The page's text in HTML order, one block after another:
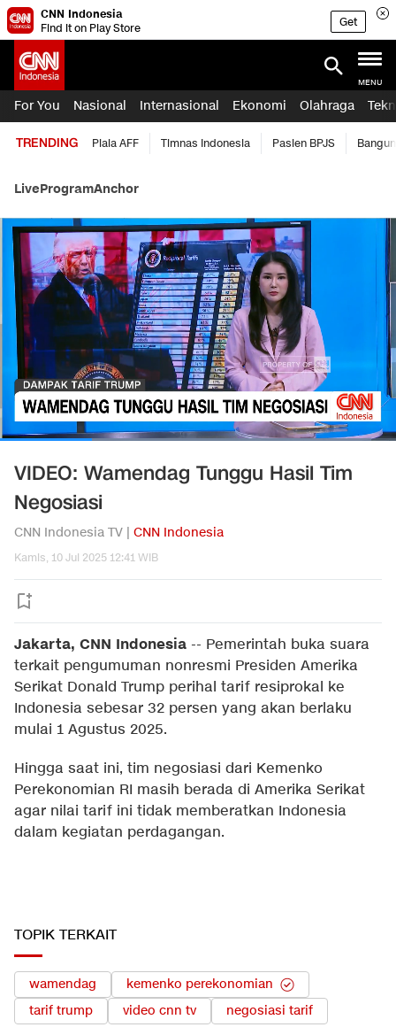
CNN Indonesia
Find it on Play Store
Get
MENU
For You Nasional Internasional Ekonomi Olahraga
TRENDING Piala AFF Timnas Indonesia Pasien BPJS
LiveProgramAnchor
VIDEO: Wamendag Tunggu Hasil Tim
Negosiasi
CNN Indonesia TV | CNN Indonesia
Kamis, 10 Jul 2025 12:41 WIB
Jakarta, CNN Indonesia -- Pemerintah buka suara
terkait pengumuman nonresmi Presiden Amerika
Serikat Donald Trump perihal tarif resiprokal ke
Indonesia sebesar 32 persen yang akan berlaku
mulai 1 Agustus 2025.
Hingga saat ini, tim negosiasi dari Kemenko
Perekonomian RI masih berada di Amerika Serikat
agar nilai tarif ini tidak memberatkan Indonesia
dalam kegiatan perdagangan.
TOPIK TERKAIT
wamendag
kemenko perekonomian
tarif trump
video cnn tv negosiasi tarif